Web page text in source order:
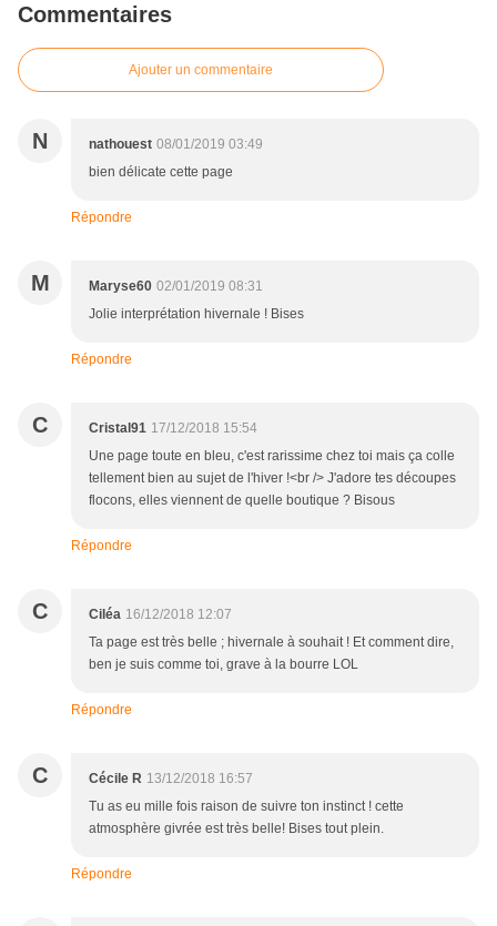
Commentaires
Ajouter un commentaire
N nathouest 08/01/2019 03:49
bien délicate cette page
Répondre
M Maryse60 02/01/2019 08:31
Jolie interprétation hivernale ! Bises
Répondre
C Cristal91 17/12/2018 15:54
Une page toute en bleu, c'est rarissime chez toi mais ça colle
tellement bien au sujet de l'hiver !<br /> J'adore tes découpes
flocons, elles viennent de quelle boutique ? Bisous
Répondre
C Ciléa 16/12/2018 12:07
Ta page est très belle ; hivernale à souhait ! Et comment dire,
ben je suis comme toi, grave à la bourre LOL
Répondre
C Cécile R 13/12/2018 16:57
Tu as eu mille fois raison de suivre ton instinct ! cette
atmosphère givrée est très belle! Bises tout plein.
Répondre